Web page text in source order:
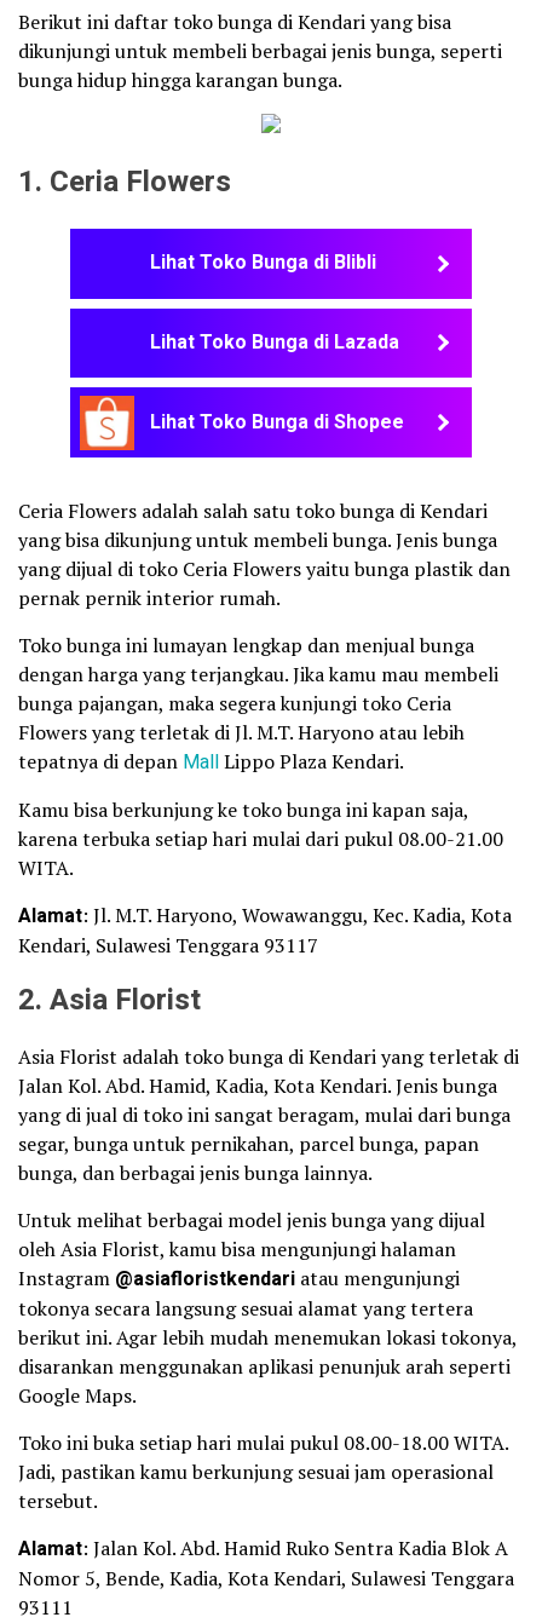
Berikut ini daftar toko bunga di Kendari yang bisa
dikunjungi untuk membeli berbagai jenis bunga, seperti
bunga hidup hingga karangan bunga.
1. Ceria Flowers
Lihat Toko Bunga di Blibli
Lihat Toko Bunga di Lazada
Lihat Toko Bunga di Shopee
Ceria Flowers adalah salah satu toko bunga di Kendari
yang bisa dikunjung untuk membeli bunga. Jenis bunga
yang dijual di toko Ceria Flowers yaitu bunga plastik dan
pernak pernik interior rumah.
Toko bunga ini lumayan lengkap dan menjual bunga
dengan harga yang terjangkau. Jika kamu mau membeli
bunga pajangan, maka segera kunjungi toko Ceria
Flowers yang terletak di Jl. M.T. Haryono atau lebih
tepatnya di depan MallLippo Plaza Kendari.
Kamu bisa berkunjung ke toko bunga ini kapan saja,
karena terbuka setiap hari mulai dari pukul 08.00-21.00
WITA.
Alamat: Jl. M.T. Haryono, Wowawanggu, Kec. Kadia, Kota
Kendari, Sulawesi Tenggara 93117
2. Asia Florist
Asia Florist adalah toko bunga di Kendari yang terletak di
Jalan Kol. Abd. Hamid, Kadia, Kota Kendari. Jenis bunga
yang di jual di toko ini sangat beragam, mulai dari bunga
segar, bunga untuk pernikahan, parcel bunga, papan
bunga, dan berbagai jenis bunga lainnya.
Untuk melihat berbagai model jenis bunga yang dijual
oleh Asia Florist, kamu bisa mengunjungi halaman
Instagram @asiafloristkendari atau mengunjungi
tokonya secara langsung sesuai alamat yang tertera
berikut ini. Agar lebih mudah menemukan lokasi tokonya,
disarankan menggunakan aplikasi penunjuk arah seperti
Google Maps.
Toko ini buka setiap hari mulai pukul 08.00-18.00 WITA.
Jadi, pastikan kamu berkunjung sesuai jam operasional
tersebut.
Alamat: Jalan Kol. Abd. Hamid Ruko Sentra Kadia Blok A
Nomor 5, Bende, Kadia, Kota Kendari, Sulawesi Tenggara
93111